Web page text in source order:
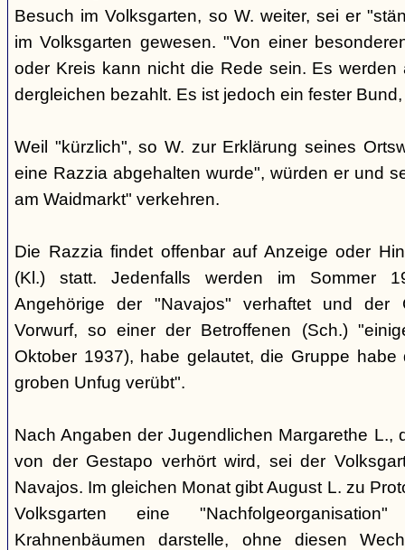
Besuch im Volksgarten, so W. weiter, sei er
im Volksgarten gewesen. "Von einer
oder Kreis kann nicht die Rede sein. Es
dergleichen bezahlt. Es ist jedoch ein fester
Weil "kürzlich", so W. zur Erklärung seines
eine Razzia abgehalten wurde", würden er und
am Waidmarkt" verkehren.
Die Razzia findet offenbar auf Anzeige oder
(Kl.) statt. Jedenfalls werden im Sommer
Angehörige der "Navajos" verhaftet und der
Vorwurf, so einer der Betroffenen (Sch.)
Oktober 1937), habe gelautet, die Gruppe
groben Unfug verübt".
Nach Angaben der Jugendlichen Margarethe L.,
von der Gestapo verhört wird, sei der
Navajos. Im gleichen Monat gibt August L. zu
Volksgarten eine
Krahnenbäumen darstelle, ohne diesen